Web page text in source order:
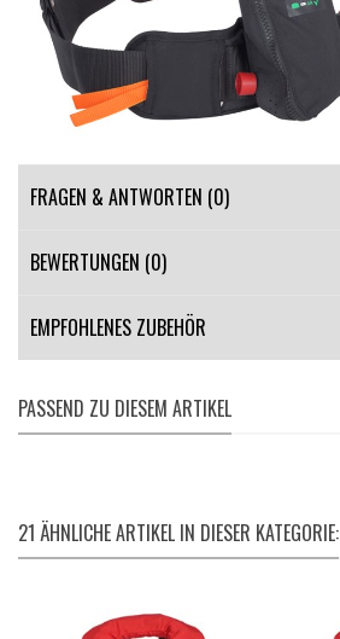
FRAGEN & ANTWORTEN (0)
BEWERTUNGEN (0)
EMPFOHLENES ZUBEHÖR
PASSEND ZU DIESEM ARTIKEL
21 ÄHNLICHE ARTIKEL IN DIESER KATEGORIE: